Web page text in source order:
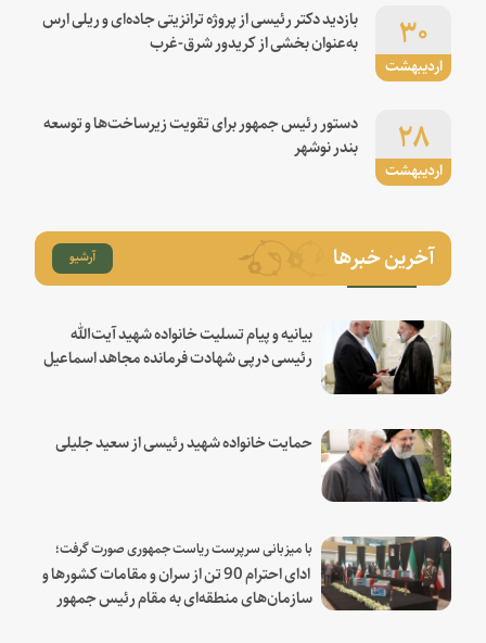
اردیبهشت
۳۰
بازدید دکتر رئیسی از پروژه ترانزیتی جاده‌ای و ریلی ارس
به‌عنوان بخشی از کریدور شرق-غرب
اردیبهشت
۲۸
دستور رئیس جمهور برای تقویت زیرساخت‌ها و توسعه
بندر نوشهر
آخرین خبرها آرشیو
بیانیه و پیام تسلیت خانواده شهید آیت‌الله
رئیسی درپی شهادت فرمانده مجاهد اسماعیل
حمایت خانواده شهید رئیسی از سعید جلیلی
با میزبانی سرپرست ریاست جمهوری صورت گرفت؛
ادای احترام 90 تن از سران و مقامات کشورها و
سازمان‌های منطقه‌ای به مقام رئیس جمهور